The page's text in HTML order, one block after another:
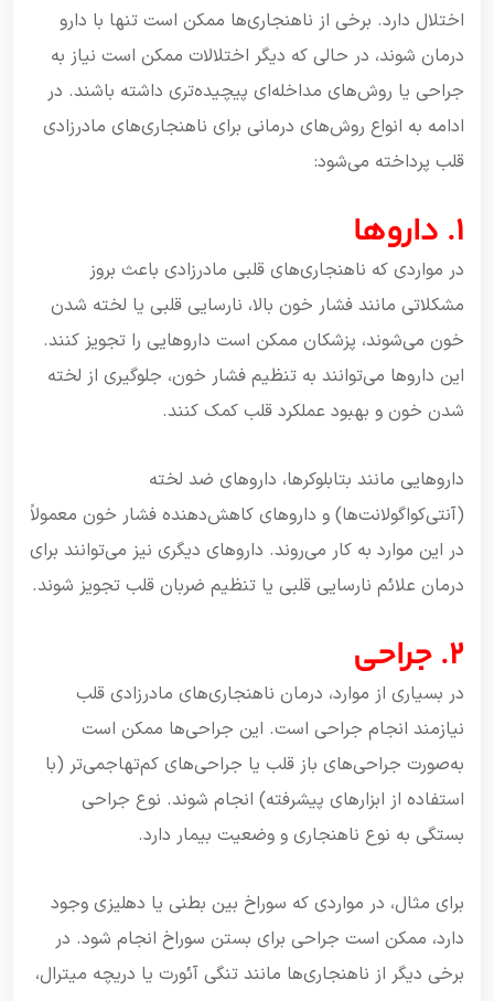
اختلال دارد. برخی از ناهنجاری‌ها ممکن است تنها با دارو
درمان شوند، در حالی که دیگر اختلالات ممکن است نیاز به
جراحی یا روش‌های مداخله‌ای پیچیده‌تری داشته باشند. در
ادامه به انواع روش‌های درمانی برای ناهنجاری‌های مادرزادی
قلب پرداخته می‌شود:
1. داروها
در مواردی که ناهنجاری‌های قلبی مادرزادی باعث بروز
مشکلاتی مانند فشار خون بالا، نارسایی قلبی یا لخته شدن
خون می‌شوند، پزشکان ممکن است داروهایی را تجویز کنند.
این داروها می‌توانند به تنظیم فشار خون، جلوگیری از لخته
شدن خون و بهبود عملکرد قلب کمک کنند.
داروهایی مانند بتابلوکرها، داروهای ضد لخته
(آنتی‌کواگولانت‌ها) و داروهای کاهش‌دهنده فشار خون معمولاً
در این موارد به کار می‌روند. داروهای دیگری نیز می‌توانند برای
درمان علائم نارسایی قلبی یا تنظیم ضربان قلب تجویز شوند.
2. جراحی
در بسیاری از موارد، درمان ناهنجاری‌های مادرزادی قلب
نیازمند انجام جراحی است. این جراحی‌ها ممکن است
به‌صورت جراحی‌های باز قلب یا جراحی‌های کم‌تهاجمی‌تر (با
استفاده از ابزارهای پیشرفته) انجام شوند. نوع جراحی
بستگی به نوع ناهنجاری و وضعیت بیمار دارد.
برای مثال، در مواردی که سوراخ بین بطنی یا دهلیزی وجود
دارد، ممکن است جراحی برای بستن سوراخ انجام شود. در
برخی دیگر از ناهنجاری‌ها مانند تنگی آئورت یا دریچه میترال،